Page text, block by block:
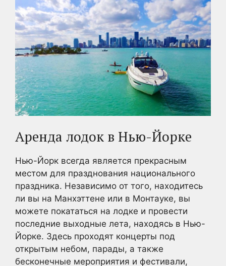
Аренда лодок в Нью-Йорке
Нью-Йорк всегда является прекрасным
местом для празднования национального
праздника. Независимо от того, находитесь
ли вы на Манхэттене или в Монтауке, вы
можете покататься на лодке и провести
последние выходные лета, находясь в Нью-
Йорке. Здесь проходят концерты под
открытым небом, парады, а также
бесконечные мероприятия и фестивали,